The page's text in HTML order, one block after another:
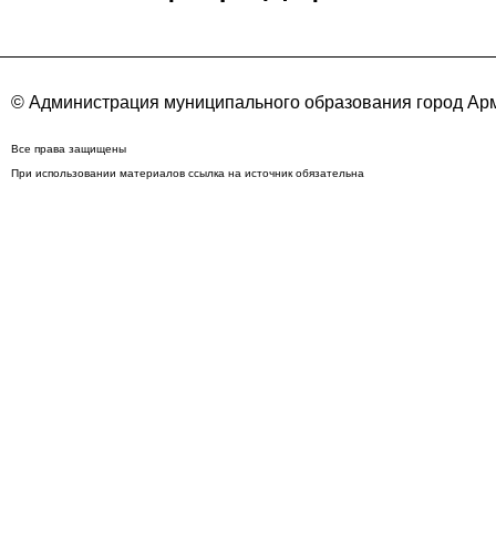
© Администрация муниципального образования город
Все права защищены
При использовании материалов ссылка на источник обязательна